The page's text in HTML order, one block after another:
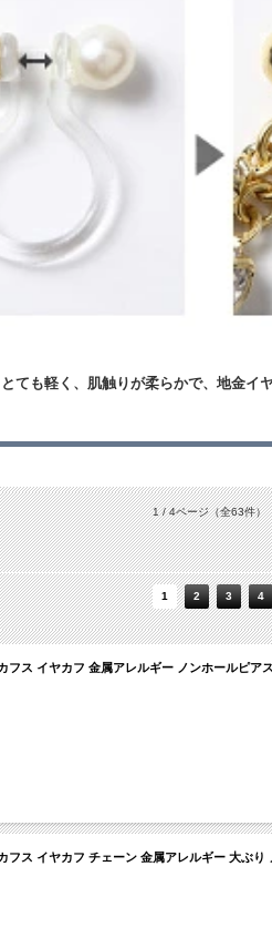
も軽く、肌触りが柔らかで、地金イ
1 / 4ページ（全63件）
1 2 3 4
ス イヤカフ 金属アレルギー ノンホールピ
ス イヤカフ チェーン 金属アレルギー 大ぶ